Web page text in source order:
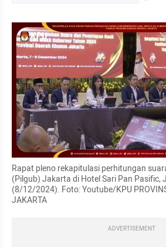
Rapat pleno rekapitulasi perhitungan
(Pilgub) Jakarta di Hotel Sari Pan Pasific,
(8/12/2024). Foto: Youtube/KPU
JAKARTA
ADVERTISEMENT